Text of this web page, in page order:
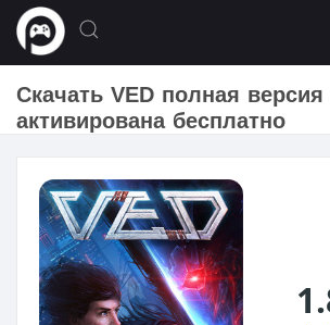
Скачать VED полная версия
активирована бесплатно